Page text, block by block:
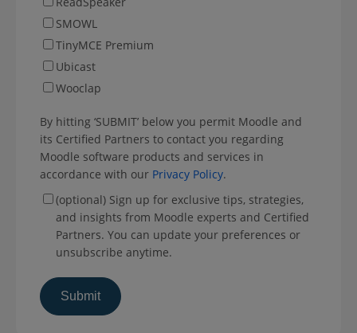
SMOWL
TinyMCE Premium
Ubicast
Wooclap
By hitting ‘SUBMIT’ below you permit Moodle and
its Certified Partners to contact you regarding
Moodle software products and services in
accordance with our Privacy Policy.
(optional) Sign up for exclusive tips, strategies,
and insights from Moodle experts and Certified
Partners. You can update your preferences or
unsubscribe anytime.